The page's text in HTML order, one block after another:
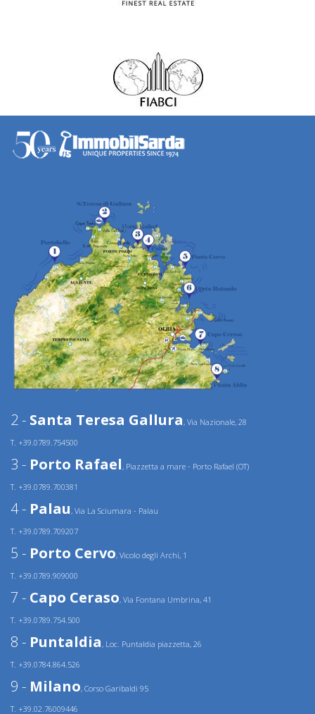
2 - Santa Teresa Gallura, Via Nazionale, 28
T. +39.0789.754500
3 - Porto Rafael, Piazzetta a mare - Porto Rafael (OT)
T. +39.0789.700381
4 - Palau, Via La Sciumara - Palau
T. +39.0789.709207
5 - Porto Cervo, Vicolo degli Archi, 1
T. +39.0789.909000
7 - Capo Ceraso, Via Fontana Umbrina, 41
T. +39.0789.754.500
8 - Puntaldia, Loc. Puntaldia piazzetta, 26
T. +39.0784.864.526
9 - Milano, Corso Garibaldi 95
T. +39.02.76009446